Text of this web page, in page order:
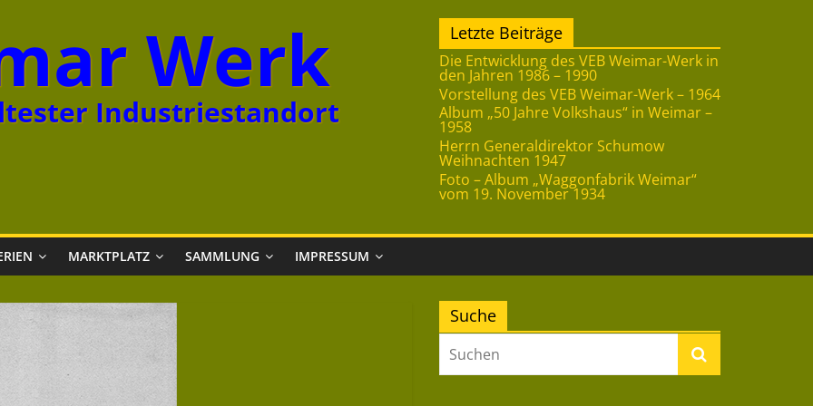
Werk
Industriestandort
Letzte Beiträge
Die Entwicklung des VEB Weimar-Werk in
den Jahren 1986 – 1990
Vorstellung des VEB Weimar-Werk – 1964
Album „50 Jahre Volkshaus“ in Weimar –
1958
Herrn Generaldirektor Schumow
Weihnachten 1947
Foto – Album „Waggonfabrik Weimar“
vom 19. November 1934
MARKTPLATZ SAMMLUNG IMPRESSUM
Suche